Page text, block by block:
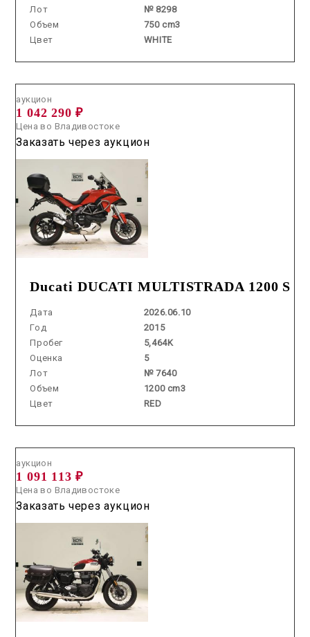
Лот
№ 8298
Объем
750 cm3
Цвет
WHITE
Ducati DUCATI MULTISTRADA 1200 S
Дата
2026.06.10
Год
2015
Пробег
5,464K
Оценка
5
Лот
№ 7640
Объем
1200 cm3
Цвет
RED
аукцион
1 042 290 ₽
Цена во Владивостоке
Заказать через аукцион
аукцион
1 091 113 ₽
Цена во Владивостоке
Заказать через аукцион